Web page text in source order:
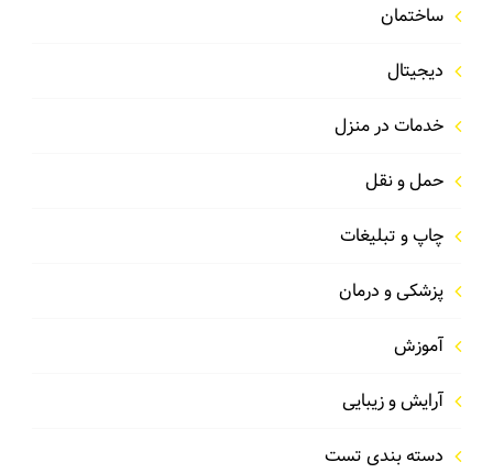
ساختمان
دیجیتال
خدمات در منزل
حمل و نقل
چاپ و تبلیغات
پزشکی و درمان
آموزش
آرایش و زیبایی
دسته بندی تست